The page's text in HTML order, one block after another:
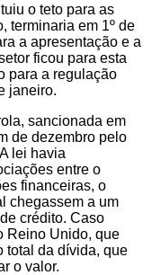
o teto para as
terminaria em 1º de
a apresentação e a
ficou para esta
para a regulação
janeiro.
sancionada em
de dezembro pelo
lei havia
entre o
financeiras, o
chegassem a um
crédito. Caso
Reino Unido, que
total da dívida, que
o valor.